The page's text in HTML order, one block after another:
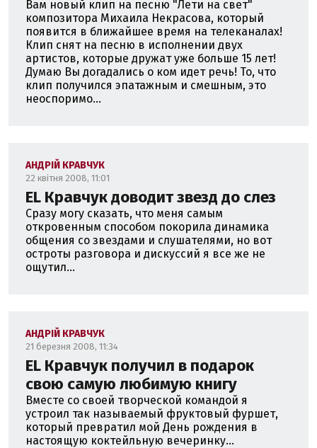
Вам новый клип на песню "Лети на свет"
композитора Михаила Некрасова, который
появится в ближайшее время на телеканалах!
Клип снят на песню в исполнении двух
артистов, которые дружат уже больше 15 лет!
Думаю Вы догадались о ком идет речь! То, что
клип получился эпатажным и смешным, это
неоспоримо...
АНДРІЙ КРАВЧУК
22 квітня 2008, 11:01
EL Кравчук доводит звезд до слез
Сразу могу сказать, что меня самым
откровенным способом покорила динамика
общения со звездами и слушателями, но вот
остроты разговора и дискуссий я все же не
ощутил...
АНДРІЙ КРАВЧУК
21 березня 2008, 11:34
EL Кравчук получил в подарок
свою самую любимую книгу
Вместе со своей творческой командой я
устроил так называемый фруктовый фуршет,
который превратил мой День рождения в
настоящую коктейльную вечеринку...